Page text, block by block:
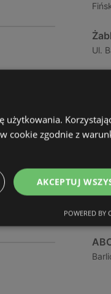
Ul.
Lidl
Ul.
użytkowania.
cookie zgodnie z
AKCEPTUJ
POWERED BY